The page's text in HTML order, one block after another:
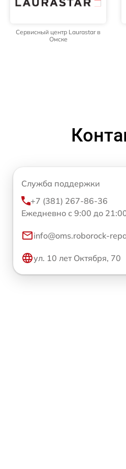
Сервисный центр Laurastar в
Омске
Служба поддержки
+7 (381) 267-86-36
Ежедневно с 9:00 до
info@oms.roborock-
ул. 10 лет Октября, 70